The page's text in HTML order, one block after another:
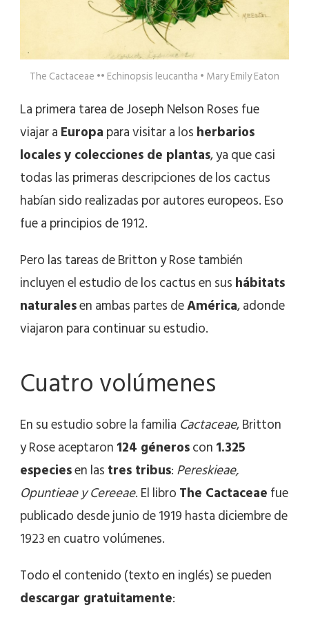
The Cactaceae •• Echinopsis leucantha • Mary Emily Eaton
La primera tarea de Joseph Nelson Roses fue
viajar aEuropapara visitar a losherbarios
locales y colecciones de plantas, ya que casi
todas las primeras descripciones de los cactus
habían sido realizadas por autores europeos. Eso
fue a principios de 1912.
Pero las tareas de Britton y Rose también
incluyen el estudio de los cactus en sushábitats
naturalesen ambas partes deAmérica, adonde
viajaron para continuar su estudio.
Cuatro volúmenes
En su estudio sobre la familia Cactaceae, Britton
y Rose aceptaron124 géneroscon1.325
especiesen lastres tribus:Pereskieae,
Opuntieae y Cereeae. El libroThe Cactaceaefue
publicado desde junio de 1919 hasta diciembre de
1923 en cuatro volúmenes.
Todo el contenido (texto en inglés) se pueden
descargar gratuitamente: